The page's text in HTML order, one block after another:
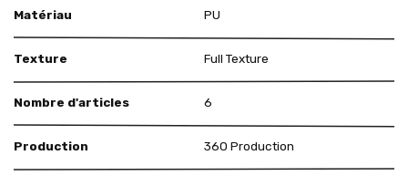
Matériau PU
Texture Full Texture
Nombre d'articles 6
Production 360 Production